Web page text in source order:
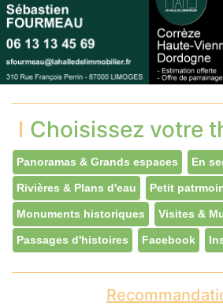
Choisissez votre
Panoramas & Grands espaces En
Rivières & Plans d'eau Petit
Monuments historiques Visites &
Passages d'histoires Facebook